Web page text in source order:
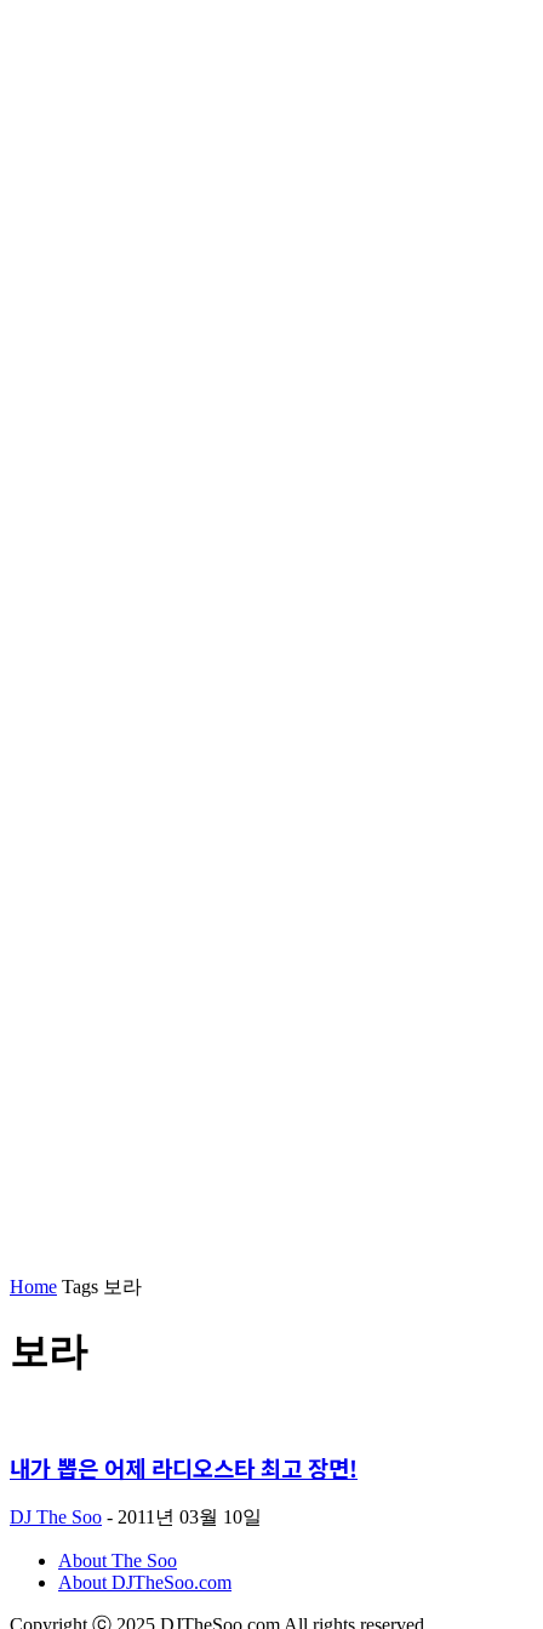
Home Tags 보라
보라
내가 뽑은 어제 라디오스타 최고 장면!
DJ The Soo - 2011년 03월 10일
About The Soo
About DJTheSoo.com